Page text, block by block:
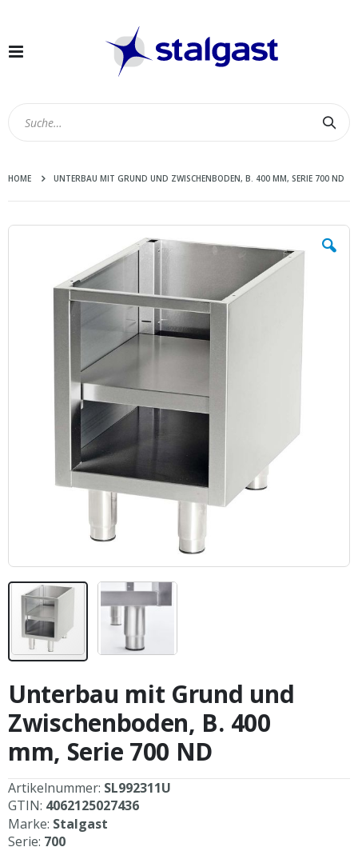
Navigation
HOME UNTERBAU MIT GRUND UND ZWISCHENBODEN, B. 400 MM, SERIE 700 ND
Zum
Bildergalerie
Anfang
der
Bildergalerie
springen
Unterbau mit Grund und
Zwischenboden, B. 400
mm, Serie 700 ND
Artikelnummer: SL992311U
GTIN: 4062125027436
Marke: Stalgast
Serie: 700